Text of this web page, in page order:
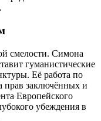
смелости. Симона
гуманистические
Её работа по
прав заключённых и
Европейского
убеждения в